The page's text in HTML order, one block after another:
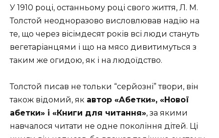
У 1910 році, останньому році свого життя, Л. М.
Толстой неодноразово висловлював надію на
те, що через вісімдесят років всі люди стануть
вегетаріанцями і що на мясо дивитимуться з
таким же огидою, як і на людоїдство.
Толстой писав не тольки “серйозні” твори, він
також відомий, як автор «Абетки», «Нової
абетки» і «Книги для читання», за якими
навчалося читати не одне покоління дітей. Ці